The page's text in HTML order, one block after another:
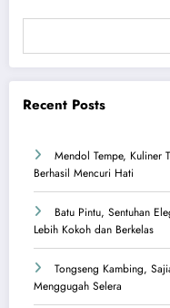
Recent Posts
Mendol Tempe, Kuliner
Berhasil Mencuri Hati
Batu Pintu, Sentuhan
Lebih Kokoh dan Berkelas
Tongseng Kambing,
Menggugah Selera